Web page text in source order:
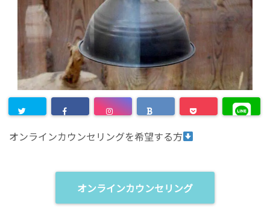
オンラインカウンセリングを希望する方
オンラインカウンセリング